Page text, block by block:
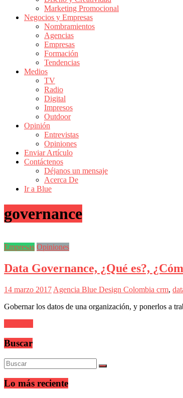
Publicidad
Marketing
Noticias
Actualidad
Mercadeo
Colombia
Revistas
Actualidad
Colombia
Revista
iBlue
Marketing
de
Mercadeo
y
Medios
de
la
Agencia
Blue
Design
Colombia
y
sus
filiales
América
Marketing Promocional
Negocios y Empresas
Nombramientos
Agencias
Empresas
Formación
Tendencias
Medios
TV
Radio
Digital
Impresos
Outdoor
Opinión
Entrevistas
Opiniones
Enviar Artículo
Contáctenos
Déjanos un mensaje
Acerca De
Ir a Blue
governance
Empresas Opiniones
Data Governance, ¿Qué es?,
14 marzo 2017 Agencia Blue Design Colombia crm,
Gobernar los datos de una organización, y ponerlos a
Buscar
Lo más reciente